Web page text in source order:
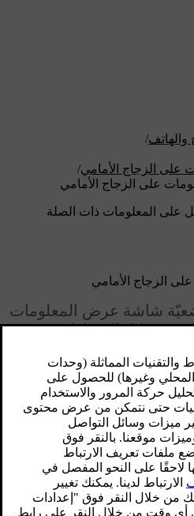
والهاتف/
على الزجاج الأمامي/
على الزجاج الأمامي
على المعلومات ذات الصلة
الزجاج الأمامي
شاشة عرض المعلومات
من خلال الإعدادات.
في الشريط السفلي وانتقل إلى
وشاشات العرض
الأمامي.
لضبط سطوع ووضعيّة شاشة
الأمامي.